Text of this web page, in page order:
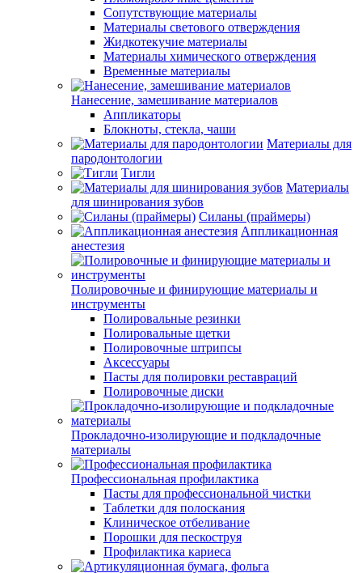
Сопутствующие материалы
Материалы светового отверждения
Жидкотекучие материалы
Материалы химического отверждения
Временные материалы
Нанесение, замешивание материалов
Аппликаторы
Блокноты, стекла, чаши
Материалы для
пародонтологии
Тигли
Материалы
для шинирования зубов
Силаны (праймеры)
Аппликационная
анестезия
Полировочные и финирующие материалы и
инструменты
Полировальные резинки
Полировальные щетки
Полировочные штрипсы
Аксессуары
Пасты для полировки реставраций
Полировочные диски
Прокладочно-изолирующие и подкладочные
материалы
Профессиональная профилактика
Пасты для профессиональной чистки
Таблетки для полоскания
Клиническое отбеливание
Порошки для пескоструя
Профилактика кариеса